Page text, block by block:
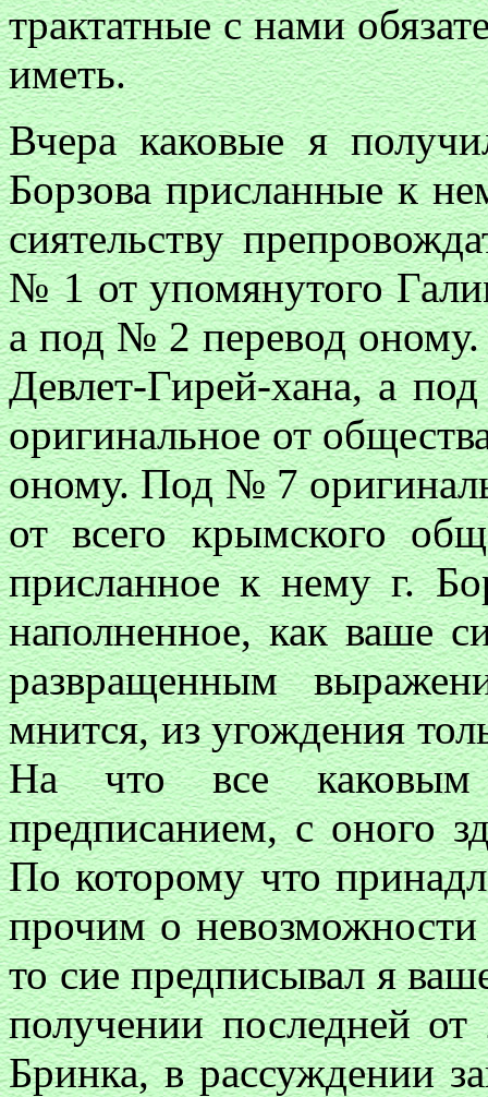
трактатные с нами
иметь.
Вчера каковые я
Борзова присланные к
сиятельству
№ 1 от упомянутого
а под № 2 перевод
Девлет-Гирей-хана, а
оригинальное от
оному. Под № 7
от всего крымского
присланное к нему г.
наполненное, как ваше
развращенным
мнится, из угождения
На что все каковым
предписанием, с оного
По которому что
прочим о невозможности
то сие предписывал я
получении последней
Бринка, в рассуждении